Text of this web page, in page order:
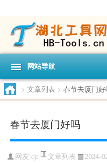
网站导航
> 文章列表 > 春节去厦门
春节去厦门好吗
网友:cjr 文章列表 2024-